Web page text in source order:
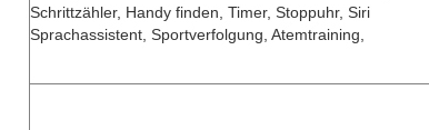
Schrittzähler, Handy finden, Timer, Stoppuhr, Siri
Sprachassistent, Sportverfolgung, Atemtraining,